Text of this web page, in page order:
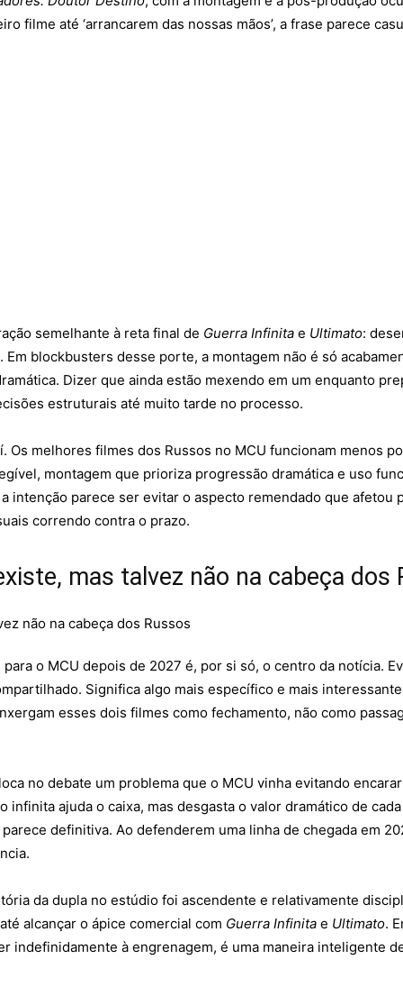
filme até ‘arrancarem das nossas mãos’, a frase parece
semelhante à reta final de Guerra Infinita e Ultimato:
blockbusters desse porte, a montagem não é só
Dizer que ainda estão mexendo em um enquanto
estruturais até muito tarde no processo.
Os melhores filmes dos Russos no MCU funcionam menos
montagem que prioriza progressão dramática e uso
intenção parece ser evitar o aspecto remendado que afetou
correndo contra o prazo.
mas talvez não na cabeça dos
o MCU depois de 2027 é, por si só, o centro da notícia.
Significa algo mais específico e mais
esses dois filmes como fechamento, não como
no debate um problema que o MCU vinha evitando
infinita ajuda o caixa, mas desgasta o valor dramático de
definitiva. Ao defenderem uma linha de chegada em
da dupla no estúdio foi ascendente e relativamente
alcançar o ápice comercial com Guerra Infinita e Ultimato.
indefinidamente à engrenagem, é uma maneira inteligente